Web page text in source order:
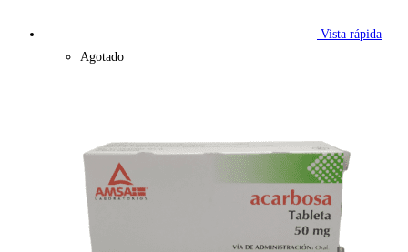
Vista rápida
Agotado